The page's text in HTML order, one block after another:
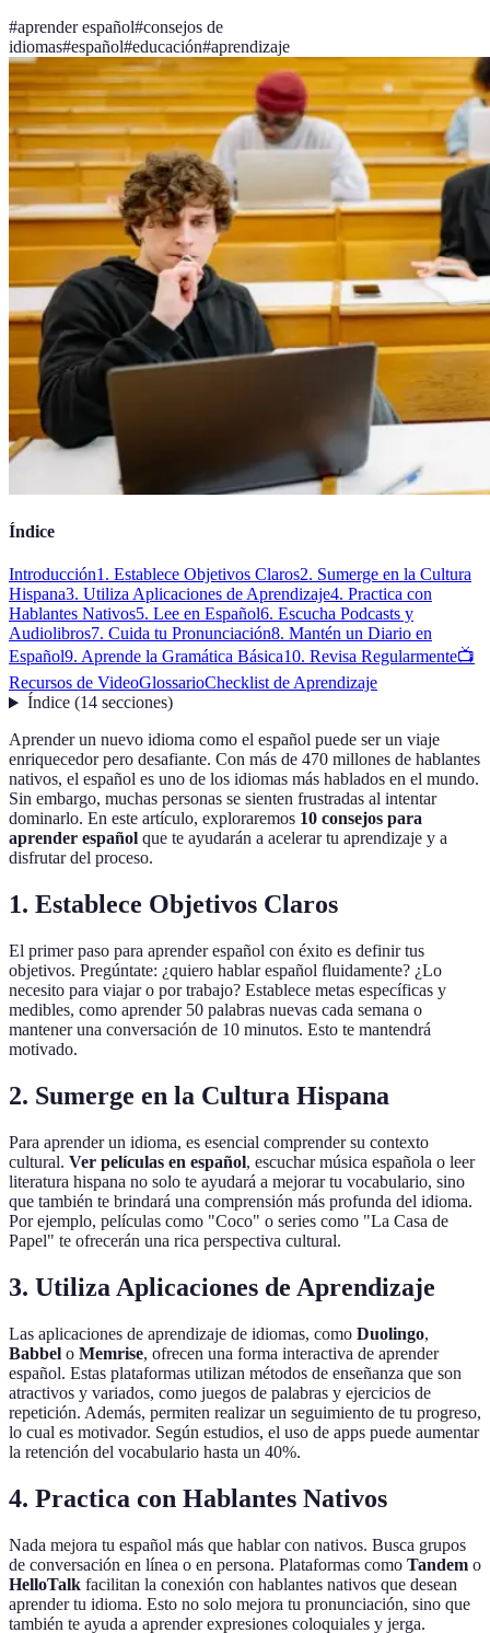
#aprender español#consejos de
idiomas#español#educación#aprendizaje
Índice
Introducción1. Establece Objetivos Claros2. Sumerge en la Cultura
Hispana3. Utiliza Aplicaciones de Aprendizaje4. Practica con
Hablantes Nativos5. Lee en Español6. Escucha Podcasts y
Audiolibros7. Cuida tu Pronunciación8. Mantén un Diario en
Español9. Aprende la Gramática Básica10. Revisa Regularmente📺
Recursos de VideoGlossarioChecklist de Aprendizaje
Índice(14 secciones)
Aprender un nuevo idioma como el español puede ser un viaje
enriquecedor pero desafiante. Con más de 470 millones de hablantes
nativos, el español es uno de los idiomas más hablados en el mundo.
Sin embargo, muchas personas se sienten frustradas al intentar
dominarlo. En este artículo, exploraremos 10 consejos para
aprender español que te ayudarán a acelerar tu aprendizaje y a
disfrutar del proceso.
1. Establece Objetivos Claros
El primer paso para aprender español con éxito es definir tus
objetivos. Pregúntate: ¿quiero hablar español fluidamente? ¿Lo
necesito para viajar o por trabajo? Establece metas específicas y
medibles, como aprender 50 palabras nuevas cada semana o
mantener una conversación de 10 minutos. Esto te mantendrá
motivado.
2. Sumerge en la Cultura Hispana
Para aprender un idioma, es esencial comprender su contexto
cultural. Ver películas en español, escuchar música española o leer
literatura hispana no solo te ayudará a mejorar tu vocabulario, sino
que también te brindará una comprensión más profunda del idioma.
Por ejemplo, películas como "Coco" o series como "La Casa de
Papel" te ofrecerán una rica perspectiva cultural.
3. Utiliza Aplicaciones de Aprendizaje
Las aplicaciones de aprendizaje de idiomas, como Duolingo,
Babbel o Memrise, ofrecen una forma interactiva de aprender
español. Estas plataformas utilizan métodos de enseñanza que son
atractivos y variados, como juegos de palabras y ejercicios de
repetición. Además, permiten realizar un seguimiento de tu progreso,
lo cual es motivador. Según estudios, el uso de apps puede aumentar
la retención del vocabulario hasta un 40%.
4. Practica con Hablantes Nativos
Nada mejora tu español más que hablar con nativos. Busca grupos
de conversación en línea o en persona. Plataformas como Tandem o
HelloTalk facilitan la conexión con hablantes nativos que desean
aprender tu idioma. Esto no solo mejora tu pronunciación, sino que
también te ayuda a aprender expresiones coloquiales y jerga.